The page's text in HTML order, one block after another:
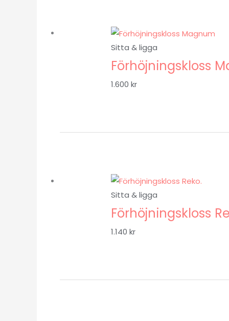
Sitta & ligga
Förhöjningskloss
1.600kr
Sitta & ligga
Förhöjningskloss
1.140kr